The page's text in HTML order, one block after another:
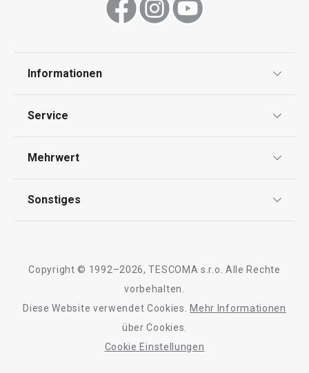
Informationen
Impressum
Service
Rückgabe von Waren/Reklamation
Mehrwert
Sonstiges
Barrierefreiheit
Copyright © 1992–2026, TESCOMA s.r.o. Alle Rechte
vorbehalten.
Diese Website verwendet Cookies.Mehr Informationen
über Cookies.
Cookie Einstellungen